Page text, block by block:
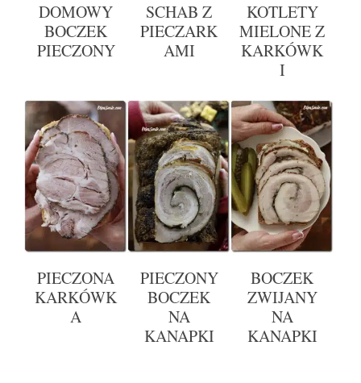
DOMOWY
BOCZEK
PIECZONY
SCHAB Z
PIECZARK
AMI
KOTLETY
MIELONE Z
KARKÓWK
I
PIECZONA
KARKÓWK
A
PIECZONY
BOCZEK
NA
KANAPKI
BOCZEK
ZWIJANY
NA
KANAPKI